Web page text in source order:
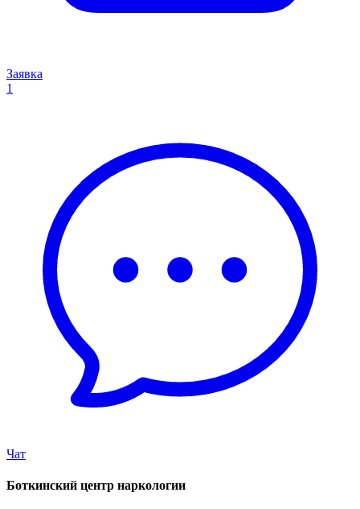
Заявка
1
Чат
Боткинский центр наркологии